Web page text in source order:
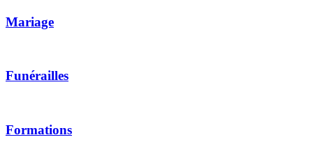
Mariage
Funérailles
Formations